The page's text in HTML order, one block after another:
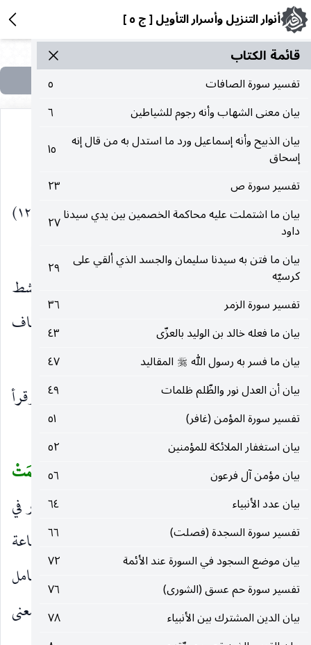
أنوار التنزيل وأسرار التأويل [ ج ٥ ]
قائمة الکتاب
تفسير سورة الصافات
٥
بيان معنى الشهاب وأنه رجوم للشياطين
٦
بيان الذبيح وأنه إسماعيل ورد ما استدل به من قال إنه
إسحاق
١٥
تفسير سورة ص
٢٣
بيان ما اشتملت عليه محاكمة الخصمين بين يدي سيدنا
داود
٢٧
بيان ما فتن به سيدنا سليمان والجسد الذي ألقي على
كرسيّه
٢٩
تفسير سورة الزمر
٣٦
بيان ما فعله خالد بن الوليد بالعزّى
٤٣
بيان ما فسر به رسول الله صلى‌الله‌عليه‌وسلم المقاليد
٤٧
بيان أن العدل نور والظّلم ظلمات
٤٩
تفسير سورة المؤمن (غافر)
٥١
بيان استغفار الملائكة للمؤمنين
٥٢
بيان مؤمن آل فرعون
٥٦
بيان عدد الأنبياء
٦٤
تفسير سورة السجدة (فصلت)
٦٦
بيان موضع السجود في السورة عند الأئمة
٧٢
تفسير سورة حم عسق (الشورى)
٧٦
بيان الدين المشترك بين الأنبياء
٧٨
لكثرة الصحف أو شدة التطاير.
(وَإِذَا السَّماءُ كُشِطَتْ(١١) وَإِذَا الْجَحِيمُ سُعِّرَتْ
وَإِذَا الْجَنَّةُ أُزْلِفَتْ(١٣) عَلِمَتْ نَفْسٌ ما أَحْضَرَتْ
(
قلعت وأزيلت كما يكشط
الإهاب عن الذبيحة ، وقرئ «قشطت» واعتقاب القاف
والكاف كثير.
(وَإِذَا الْجَحِيمُ سُعِّرَتْ)
أوقدت إيقادا شديدا وقرأ
نافع وابن عامر وحفص ورويس بالتشديد.
(وَإِذَا الْجَنَّةُ أُزْلِفَتْ قربت من المؤمنين.(
عَلِمَتْ
نَفْسٌ ما أَحْضَرَتْ
وإنما صح والمذكور في
سياقها اثنتا عشرة خصلة ست منها في مبادئ قيام الساعة
قبل فناء الدنيا وست بعده ، لأن المراد زمان متسع شامل
لها ولمجازاة النفوس على أعمالها ، و
)في معنى